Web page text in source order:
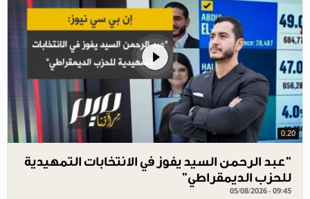
0.20
"عبد الرحمن السيد يفوز في الانتخابات التمهيدية
للحزب الديمقراطي"
05/08/2026 - 09:45